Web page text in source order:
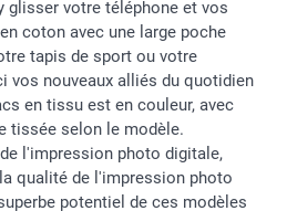
glisser votre téléphone et vos
coton avec une large poche
tapis de sport ou votre
vos nouveaux alliés du quotidien
en tissu est en couleur, avec
tissée selon le modèle.
l'impression photo digitale,
qualité de l'impression photo
potentiel de ces modèles